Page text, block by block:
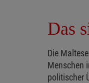
Das
Die
Menschen
politischer